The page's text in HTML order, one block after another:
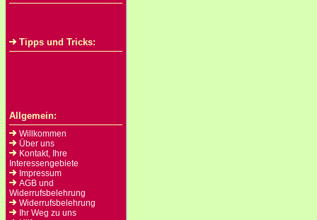
Tipps und Tricks:
Allgemein:
Willkommen
Über uns
Kontakt, Ihre
Interessengebiete
Impressum
AGB und
Widerrufsbelehrung
Widerrufsbelehrung
Ihr Weg zu uns